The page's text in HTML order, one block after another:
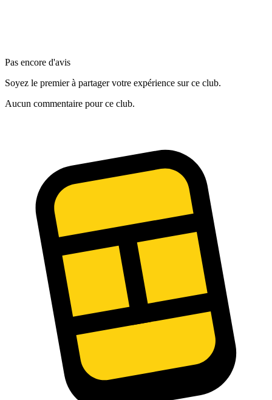
Pas encore d'avis
Soyez le premier à partager votre expérience sur ce club.
Aucun commentaire pour ce club.